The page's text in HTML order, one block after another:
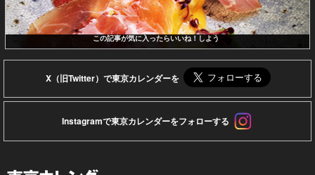
この記事が気に入ったらいいね！しよう
X（旧Twitter）で東京カレンダーを
Instagramで東京カレンダーをフォローする